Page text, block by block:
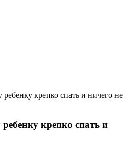
крепко спать и ничего не
крепко спать и